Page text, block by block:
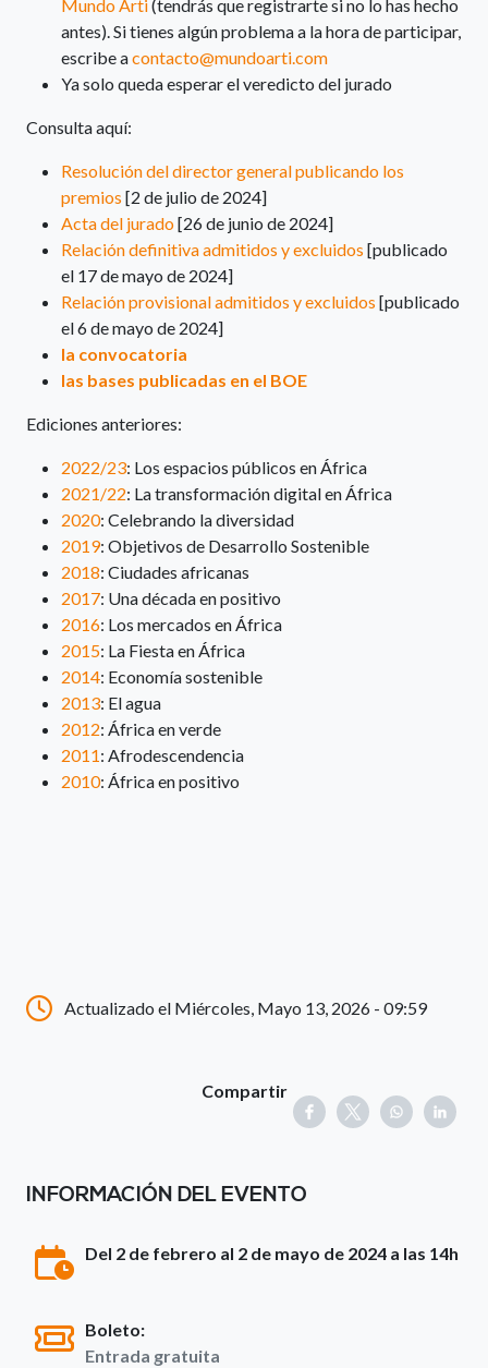
Mundo Arti(tendrás que registrarte si no lo has hecho
antes). Si tienes algún problema a la hora de participar,
escribe acontacto@mundoarti.com
Ya solo queda esperar el veredicto del jurado
Consulta aquí:
Resolución del director general publicando los
premios [2 de julio de 2024]
Acta del jurado[26 de junio de 2024]
Relación definitiva admitidos y excluidos [publicado
el 17 de mayo de 2024]
Relación provisional admitidos y excluidos [publicado
el 6 de mayo de 2024]
la convocatoria
las bases publicadas en el BOE
Ediciones anteriores:
2022/23: Los espacios públicos en África
2021/22: La transformación digital en África
2020: Celebrando la diversidad
2019: Objetivos de Desarrollo Sostenible
2018: Ciudades africanas
2017: Una década en positivo
2016: Los mercados en África
2015: La Fiesta en África
2014: Economía sostenible
2013: El agua
2012: África en verde
2011: Afrodescendencia
2010: África en positivo
Actualizado el Miércoles, Mayo 13, 2026 - 09:59
Compartir
INFORMACIÓN DEL EVENTO
Del 2 de febrero al 2 de mayo de 2024 a las 14h
Boleto:
Entrada gratuita